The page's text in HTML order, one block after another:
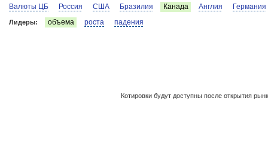
Валюты ЦБ Россия США Бразилия Канада Англия Германия
Лидеры: объема роста падения
Котировки будут доступны после открытия